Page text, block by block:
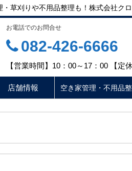
草刈りや不用品整理も！株式会社ク
お電話でのお問合せ
082-426-6666
【営業時間】10：00～17：00 【定
店舗情報 空き家管理・不用品